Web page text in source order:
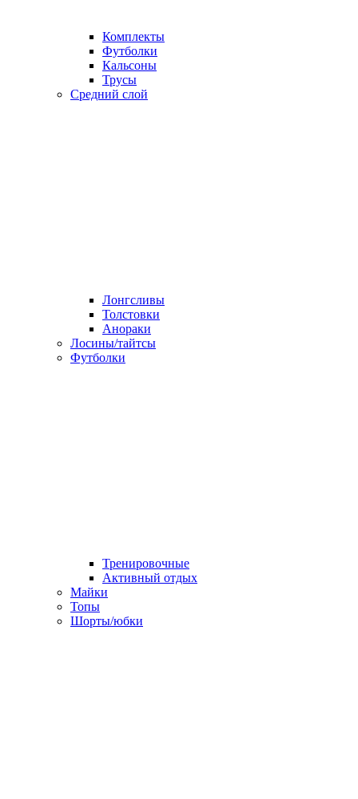
Комплекты
Футболки
Кальсоны
Трусы
Средний слой
Лонгсливы
Толстовки
Анораки
Лосины/тайтсы
Футболки
Тренировочные
Активный отдых
Майки
Топы
Шорты/юбки